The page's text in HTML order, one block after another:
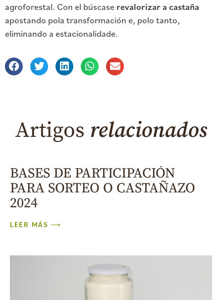
agroforestal. Con el búscase revalorizar a castaña
apostando pola transformación e, polo tanto,
eliminando a estacionalidade.
Artigos relacionados
BASES DE PARTICIPACIÓN
PARA SORTEO O CASTAÑAZO
2024
LEER MÁS ⟶